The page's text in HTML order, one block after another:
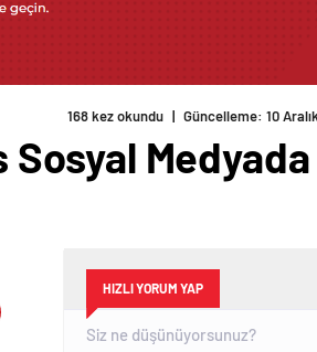
168 kez okundu | Güncelleme: 10
Sosyal Medyada
HIZLI YORUM YAP